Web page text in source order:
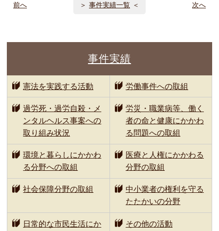
前へ 事件実績一覧 次へ
事件実績
憲法を実践する活動 労働事件への取組
過労死・過労自殺・メ
ンタルヘルス事案への
取り組み状況
労災・職業病等、働く
者の命と健康にかかわ
る問題への取組
環境と暮らしにかかわ
る分野への取組
医療と人権にかかわる
分野の取組
社会保障分野の取組
中小業者の権利を守る
たたかいの分野
日常的な市民生活にか
その他の活動